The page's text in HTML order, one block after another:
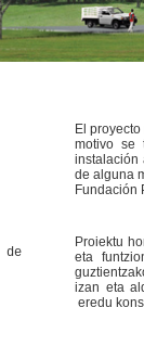
El
motivo se
instalación
de alguna
Fundación
Proiektu
eta
izan eta
eredu
de